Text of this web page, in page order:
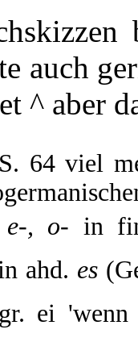
auch
^ aber
64 viel
e-, o- in
ahd. es
gr. ei